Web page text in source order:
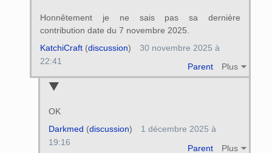
Honnêtement je ne sais pas sa dernière
contribution date du 7 novembre 2025.
Parent Plus
KatchiCraft(discussion)
30 novembre 2025 à
22:41
OK
Parent Plus
Darkmed (discussion)
1 décembre 2025 à
19:16